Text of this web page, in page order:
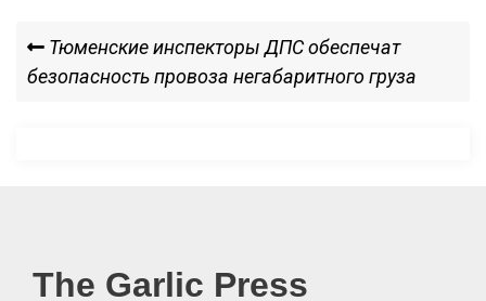
Навигация
Previous
Post
Тюменские инспекторы ДПС обеспечат
безопасность провоза негабаритного груза
The Garlic Press